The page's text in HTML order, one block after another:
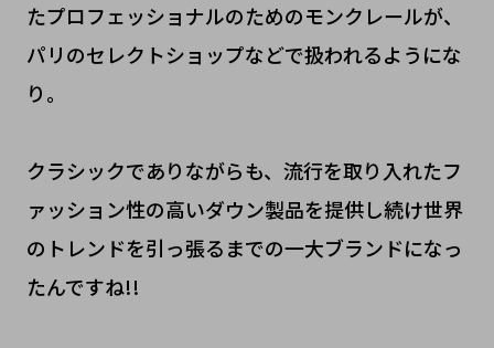
たプロフェッショナルのためのモンクレールが、
パリのセレクトショップなどで扱われるようにな
り。
クラシックでありながらも、流行を取り入れたフ
ァッション性の高いダウン製品を提供し続け世界
のトレンドを引っ張るまでの一大ブランドになっ
たんですね!!